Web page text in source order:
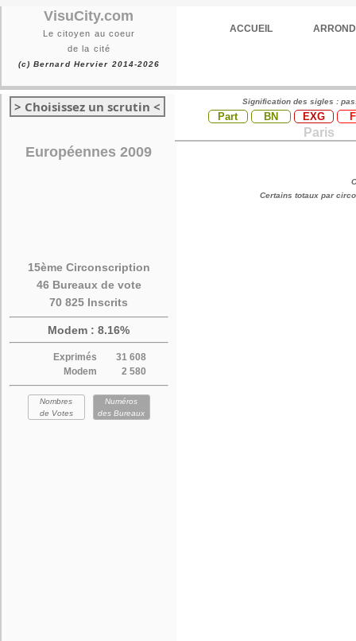
VisuCity.com
Le citoyen au coeur
de la cité
(c) Bernard Hervier 2014-2026
ACCUEIL
> Choisissez un scrutin <
Européennes 2009
15ème Circonscription
46 Bureaux de vote
70 825 Inscrits
Modem : 8.16%
Exprimés
31 608
Modem
2 580
Nombres
de Votes
Numéros
des Bureaux
Signification des sigles :
Part BN EXG
Paris
Certains totaux par